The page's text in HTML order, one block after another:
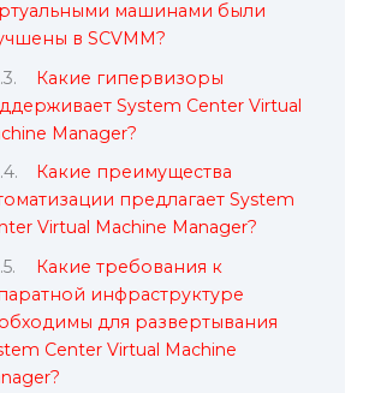
машинами были
в SCVMM?
Какие гипервизоры
System Center Virtual
Manager?
Какие преимущества
предлагает System
Virtual Machine Manager?
Какие требования к
инфраструктуре
для развертывания
Center Virtual Machine